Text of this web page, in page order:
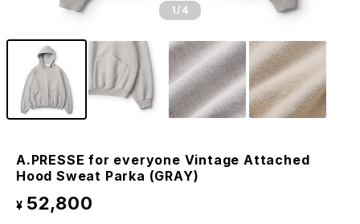
1 /4
A.PRESSE for everyone Vintage Attached
Hood Sweat Parka (GRAY)
¥ 52,800